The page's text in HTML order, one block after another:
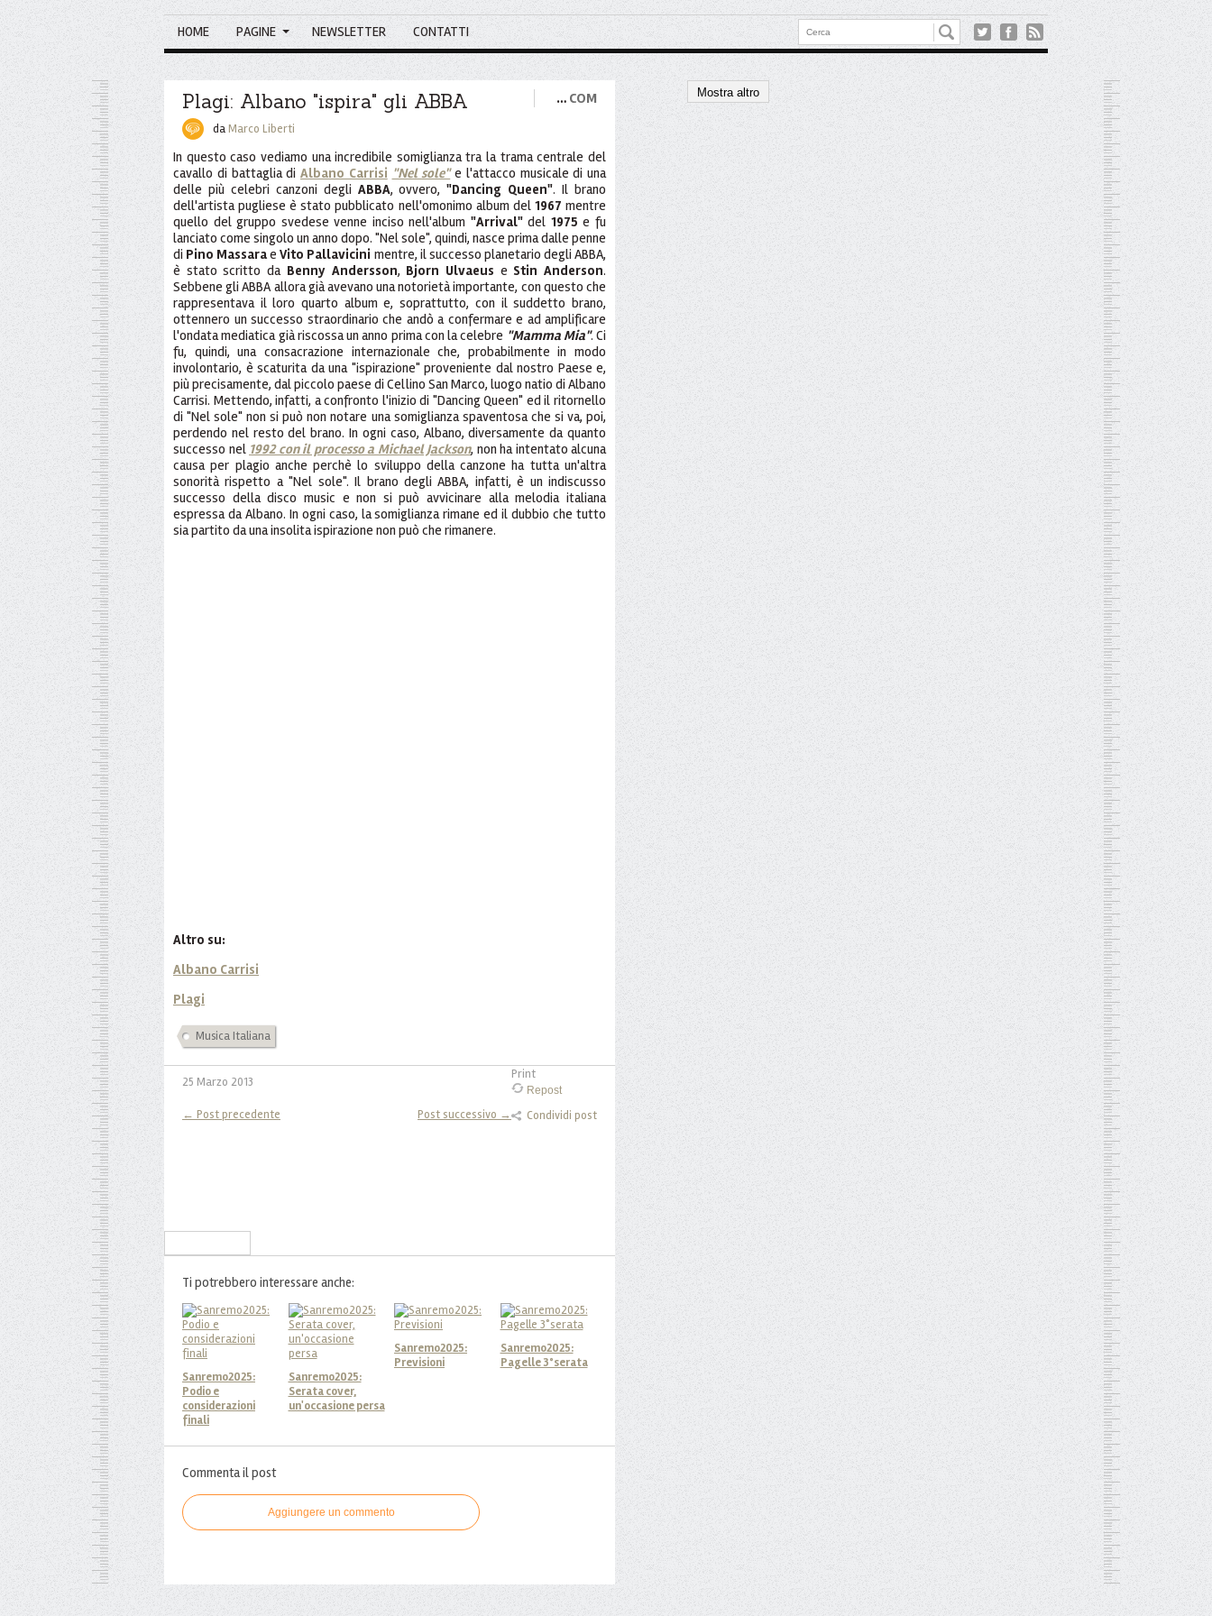
HOME PAGINE NEWSLETTER CONTATTI
Plagi: Albano "ispira" gli ABBA … COM
daMarco Liberti
In questo caso vediamo una incredibile somiglianza tra la trama centrale del
cavallo di battaglia di Albano Carrisi "Nel sole"e l'attacco musicale di una
delle più celebri canzoni degli ABBA, ovvero,"Dancing Queen". Il brano
dell'artista pugliese è stato pubblicato nell'omonimo album del 1967 mentre
quello del gruppo svedese venne inciso nell'album "Arrival"del 1975 e fu
lanciato come singolo un anno dopo. "Nel sole", quindi, nasce prima dalle penne
di Pino MassaraeVito Pallavicini mentre, il successo planetario degli ABBA,
è stato scritto da Benny Andersson, Bjorn Ulvaeus e Stin Anderson.
Sebbene gli ABBA allora già avevano una notorietà importante, con questo che
rappresentava il loro quarto album e, soprattutto, con il suddetto brano,
ottennero un successo straordinario che andò a confermare e ad amplificare
l'ondata mediatica già riscossa un anno prima con la celebre "Mamma Mia". Ci
fu, quindi, una consacrazione internazionale che, probabilmente in modo
involontario, è scaturita da una "ispirazione" proveniente dal nostro Paese e,
più precisamente, dal piccolo paese di Cellino San Marco, luogo natio di Albano
Carrisi. Mettendo, infatti, a confronto l'inizio di "Dancing Queen" ed il ritornello
di "Nel sole" non si può non notare una somiglianza spaventosa che si va, poi,
perdendo nel resto del brano. In ogni caso, Albano, diversamente da quanto
successo nel 1992 con il processo a Michael Jackson, non ha intentato alcuna
causa per plagio anche perchè lo sviluppo della canzone ha tutta un'altra
sonorità rispetto a "Nel sole". Il brano degli ABBA, infatti, è un indiscusso
successo della disco music e non si può avvicinare alla melodia italiana
espressa da Albano. In ogni caso, la somiglianza rimane ed il dubbio che tutto
sia partito da una insolita ispirazione non può che rimanere.
Altro su:
Albano Carrisi
Plagi
Musica Italiana
25 Marzo 2013
Print
Repost
Condividi post
← Post precedente Post successivo →
Ti potrebbero interessare anche:
Sanremo2025:
Podio e
considerazioni
finali
Sanremo2025:
Serata cover,
un'occasione persa
Sanremo2025:
Previsioni
Sanremo2025:
Pagelle 3°serata
Commenta il post
Aggiungere un commento
Mostra altro